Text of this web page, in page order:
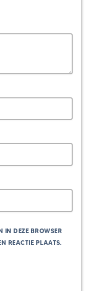
DEZE BROWSER
REACTIE PLAATS.